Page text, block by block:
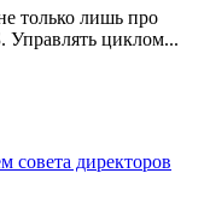
только лишь про
Управлять циклом...
совета директоров